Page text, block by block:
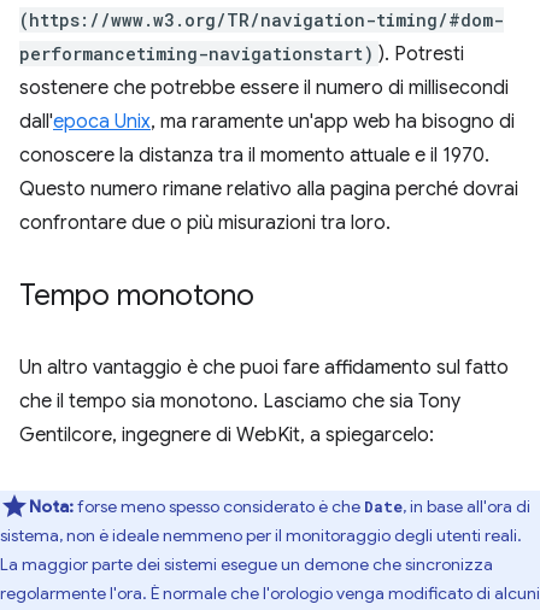
(https://www.w3.org/TR/navigation-timing/#dom-
performancetiming-navigationstart) ). Potresti
sostenere che potrebbe essere il numero di millisecondi
dall'epoca Unix, ma raramente un'app web ha bisogno di
conoscere la distanza tra il momento attuale e il 1970.
Questo numero rimane relativo alla pagina perché dovrai
confrontare due o più misurazioni tra loro.
Tempo monotono
Un altro vantaggio è che puoi fare affidamento sul fatto
che il tempo sia monotono. Lasciamo che sia Tony
Gentilcore, ingegnere di WebKit, a spiegarcelo:
Nota:forse meno spesso considerato è che Date, in base all'ora di
sistema, non è ideale nemmeno per il monitoraggio degli utenti reali.
La maggior parte dei sistemi esegue un demone che sincronizza
regolarmente l'ora. È normale che l'orologio venga modificato di alcuni